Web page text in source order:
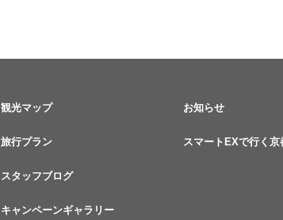
観光マップ
旅行プラン
スタッフブログ
キャンペーンギャラリー
お知らせ
スマートEXで行く京